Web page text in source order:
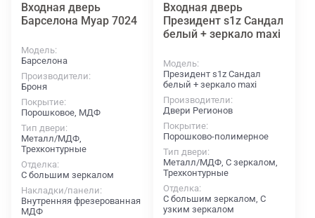
Входная дверь
Барселона Муар 7024
Модель
Барселона
Производители
Броня
Покрытие
Порошковое, МДФ
Тип двери
Металл/МДФ,
Трехконтурные
Отделка
С большим зеркалом
Накладки/панели
Внутренняя фрезерованная
МДФ
Входная дверь
Президент s1z Сандал
белый + зеркало maxi
Модель
Президент s1z Сандал
белый + зеркало maxi
Производители
Двери Регионов
Покрытие
Порошково-полимерное
Тип двери
Металл/МДФ, С зеркалом,
Трехконтурные
Отделка
С большим зеркалом, С
узким зеркалом